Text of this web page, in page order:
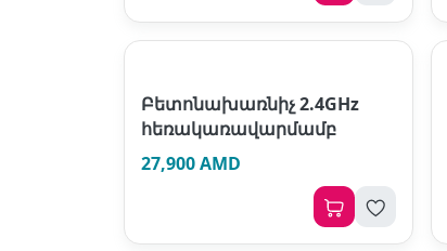
Բետոնախառնիչ 2.4GHz
հեռակառավարմամբ
27,900 AMD